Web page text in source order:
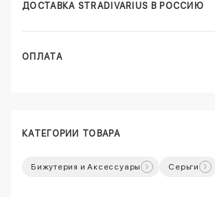
ДОСТАВКА STRADIVARIUS В РОССИЮ
ОПЛАТА
КАТЕГОРИИ ТОВАРА
Бижутерия и Аксессуары Серьги